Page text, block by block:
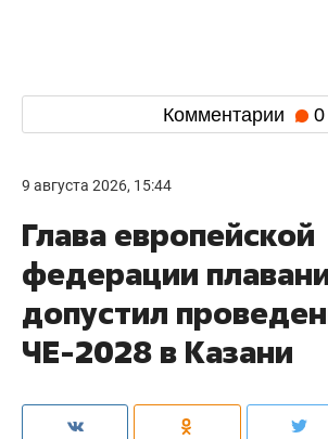
Комментарии 0
9 августа 2026, 15:44
Глава европейской
федерации
допустил
ЧЕ-2028 в Казани